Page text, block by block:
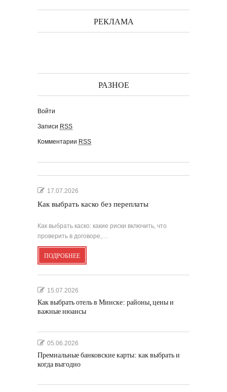
РЕКЛАМА
РАЗНОЕ
Войти
Записи RSS
Комментарии RSS
17.07.2026
Как выбрать каско без переплаты
Как выбрать каско: какие риски включить, что
проверить в договоре,…
ПОДРОБНЕЕ
15.07.2026
Как выбрать отель в Минске: районы, цены и
важные нюансы
05.06.2026
Премиальные банковские карты: как выбрать и
когда выгодно